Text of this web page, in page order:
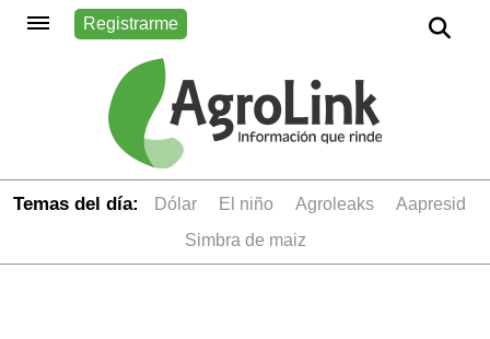
Registrarme
Temas del día: dólar el niño Agroleaks
aapresid
simbra de maiz